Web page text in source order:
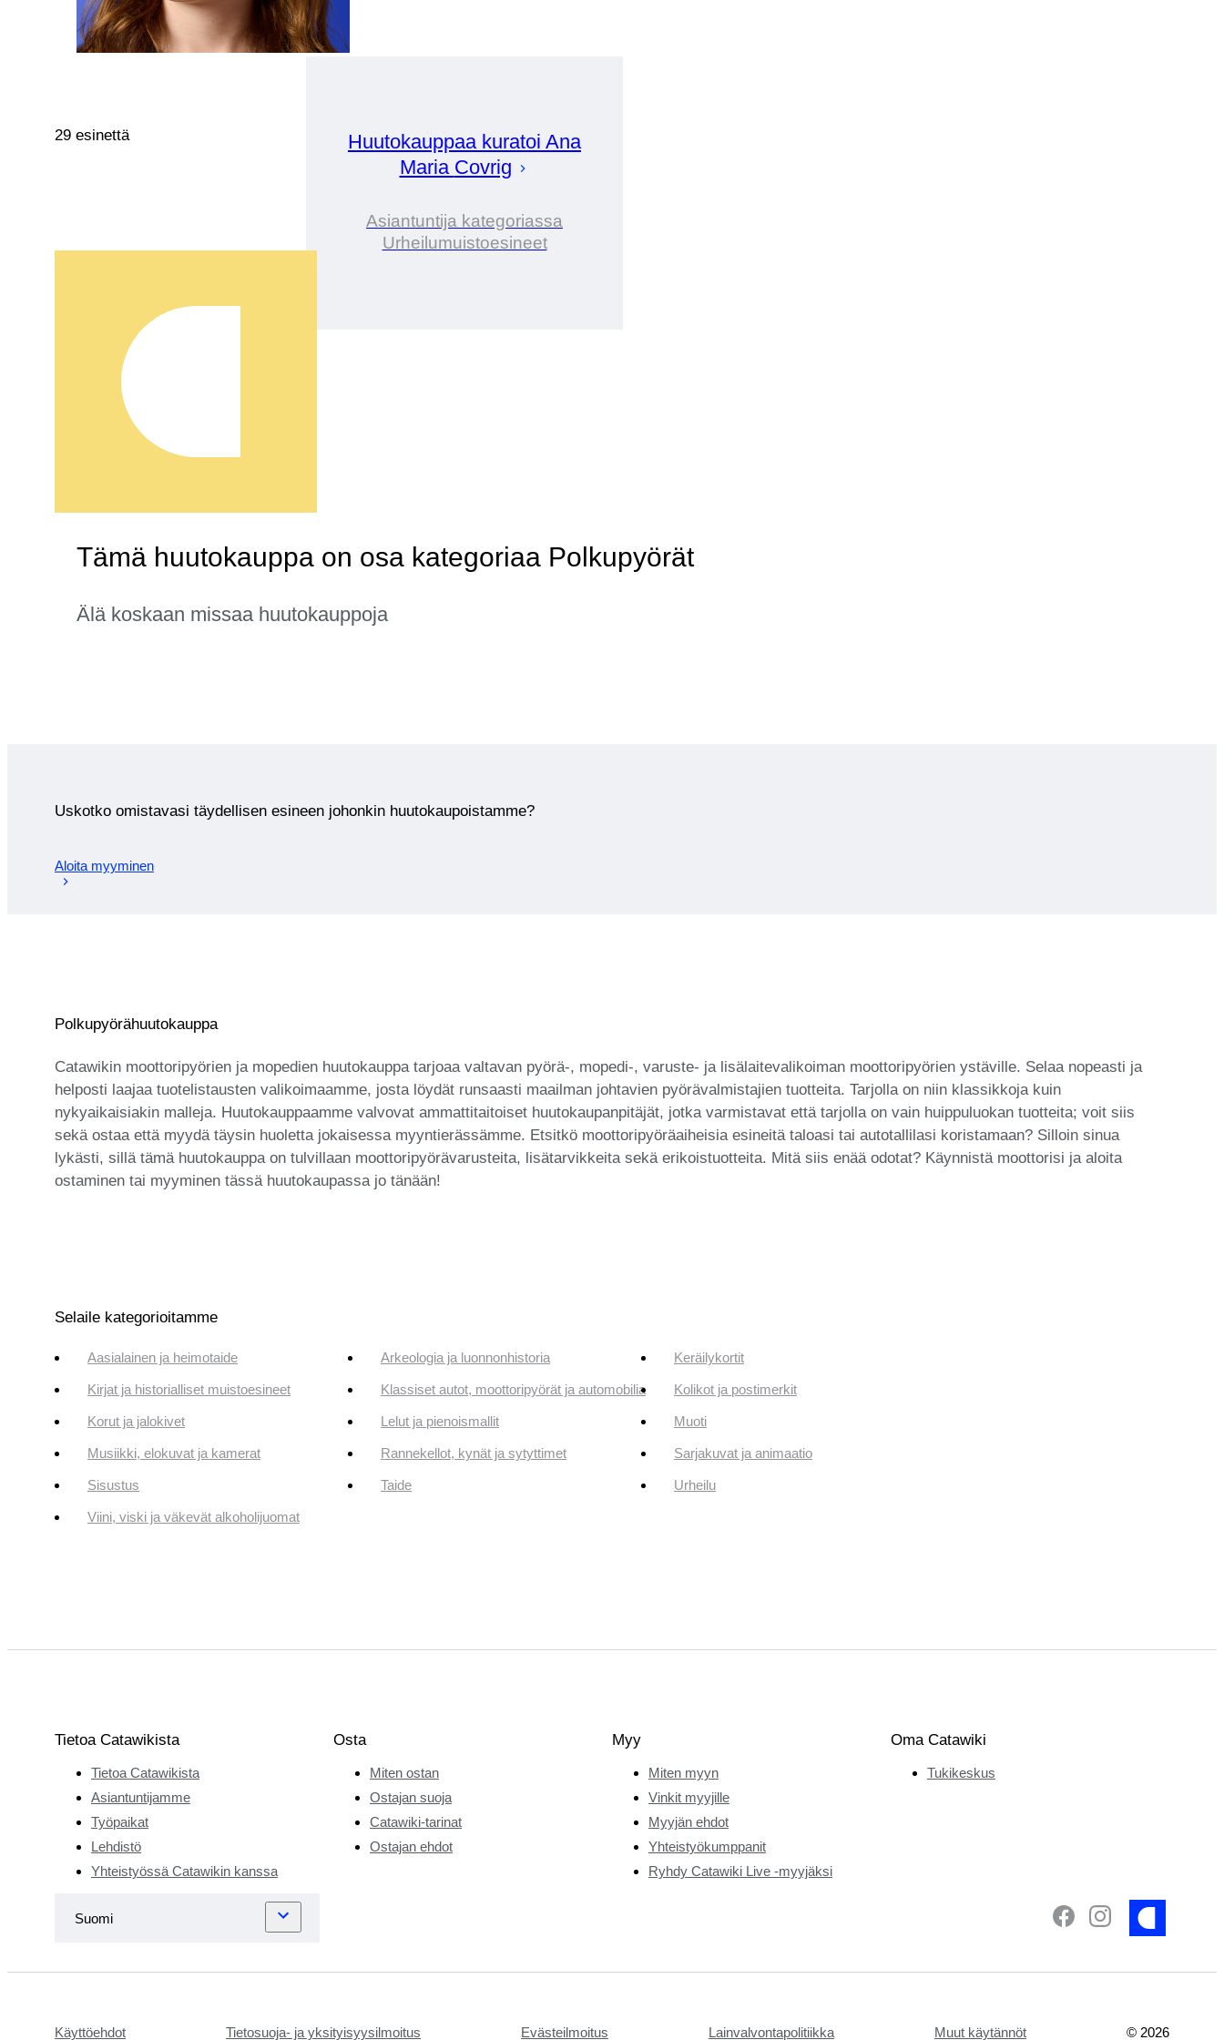
Huutokauppaa kuratoi Ana
Maria Covrig
Asiantuntija kategoriassa
Urheilumuistoesineet
29 esinettä
Tämä huutokauppa on osa kategoriaa Polkupyörät
Älä koskaan missaa huutokauppoja
Uskotko omistavasi täydellisen esineen johonkin huutokaupoistamme?
Aloita myyminen
Polkupyörähuutokauppa
Catawikin moottoripyörien ja mopedien huutokauppa tarjoaa valtavan pyörä-, mopedi-, varuste- ja lisälaitevalikoiman moottoripyörien ystäville. Selaa nopeasti ja
helposti laajaa tuotelistausten valikoimaamme, josta löydät runsaasti maailman johtavien pyörävalmistajien tuotteita. Tarjolla on niin klassikkoja kuin
nykyaikaisiakin malleja. Huutokauppaamme valvovat ammattitaitoiset huutokaupanpitäjät, jotka varmistavat että tarjolla on vain huippuluokan tuotteita; voit siis
sekä ostaa että myydä täysin huoletta jokaisessa myyntierässämme. Etsitkö moottoripyöräaiheisia esineitä taloasi tai autotallilasi koristamaan? Silloin sinua
lykästi, sillä tämä huutokauppa on tulvillaan moottoripyörävarusteita, lisätarvikkeita sekä erikoistuotteita. Mitä siis enää odotat? Käynnistä moottorisi ja aloita
ostaminen tai myyminen tässä huutokaupassa jo tänään!
Selaile kategorioitamme
Aasialainen ja heimotaide Arkeologia ja luonnonhistoria Keräilykortit
Kirjat ja historialliset muistoesineet Klassiset autot, moottoripyörät ja automobilia Kolikot ja postimerkit
Korut ja jalokivet Lelut ja pienoismallit Muoti
Musiikki, elokuvat ja kamerat Rannekellot, kynät ja sytyttimet Sarjakuvat ja animaatio
Sisustus Taide Urheilu
Viini, viski ja väkevät alkoholijuomat
Tietoa Catawikista
Tietoa Catawikista
Asiantuntijamme
Työpaikat
Lehdistö
Yhteistyössä Catawikin kanssa
Osta
Miten ostan
Ostajan suoja
Catawiki-tarinat
Ostajan ehdot
Myy
Miten myyn
Vinkit myyjille
Myyjän ehdot
Yhteistyökumppanit
Ryhdy Catawiki Live -myyjäksi
Oma Catawiki
Tukikeskus
Käyttöehdot Tietosuoja- ja yksityisyysilmoitus Evästeilmoitus Lainvalvontapolitiikka Muut käytännöt © 2026